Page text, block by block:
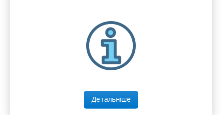
Детальніше